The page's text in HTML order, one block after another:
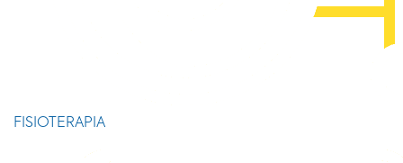
FISIOTERAPIA